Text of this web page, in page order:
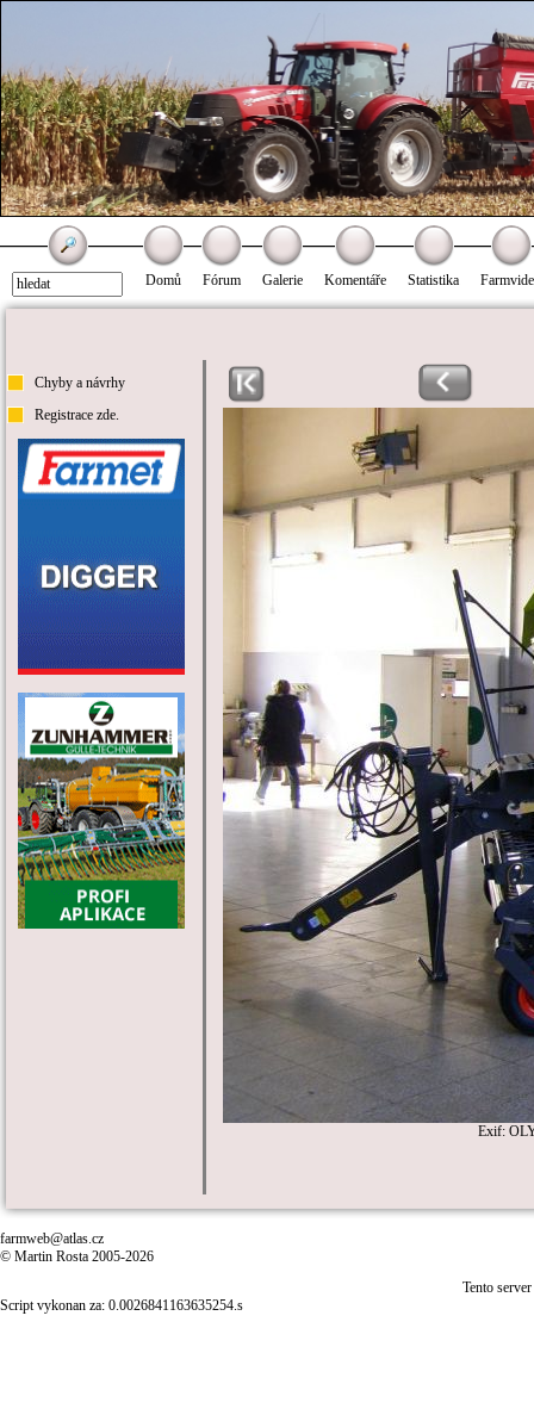
Domů Fórum Galerie Komentáře Statistika
Chyby a návrhy
Registrace zde.
Exif:
farmweb@atlas.cz
© Martin Rosta 2005-2026
Tento
Script vykonan za: 0.0026841163635254.s